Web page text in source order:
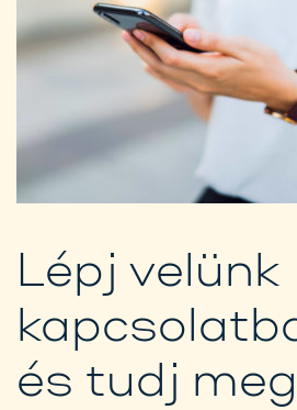
Lépj velünk
és tudj